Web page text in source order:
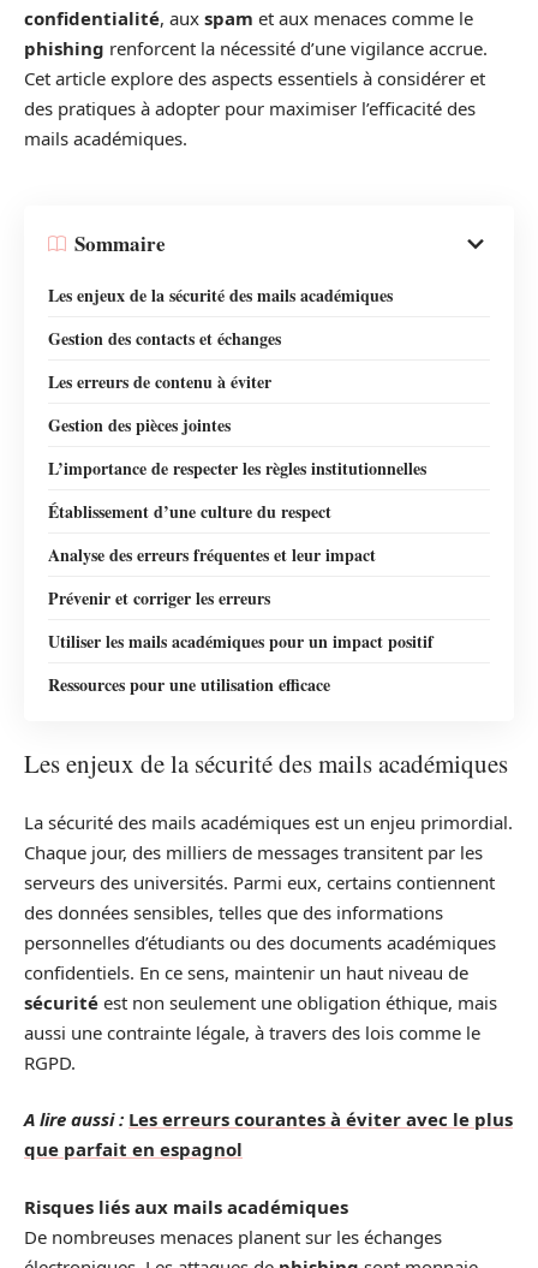
confidentialité, aux spam et aux menaces comme le
phishing renforcent la nécessité d’une vigilance accrue.
Cet article explore des aspects essentiels à considérer et
des pratiques à adopter pour maximiser l’efficacité des
mails académiques.
Sommaire
Les enjeux de la sécurité des mails académiques
Gestion des contacts et échanges
Les erreurs de contenu à éviter
Gestion des pièces jointes
L’importance de respecter les règles institutionnelles
Établissement d’une culture du respect
Analyse des erreurs fréquentes et leur impact
Prévenir et corriger les erreurs
Utiliser les mails académiques pour un impact positif
Ressources pour une utilisation efficace
Les enjeux de la sécurité des mails académiques
La sécurité des mails académiques est un enjeu primordial.
Chaque jour, des milliers de messages transitent par les
serveurs des universités. Parmi eux, certains contiennent
des données sensibles, telles que des informations
personnelles d’étudiants ou des documents académiques
confidentiels. En ce sens, maintenir un haut niveau de
sécurité est non seulement une obligation éthique, mais
aussi une contrainte légale, à travers des lois comme le
RGPD.
A lire aussi : Les erreurs courantes à éviter avec le plus
que parfait en espagnol
Risques liés aux mails académiques
De nombreuses menaces planent sur les échanges